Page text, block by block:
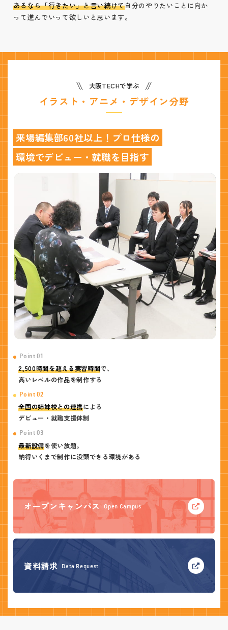
あるなら「行きたい」と言い続けて自分のやりたいことに向か
って進んでいって欲しいと思います。
大阪TECHで学ぶ
イラスト・アニメ・デザイン分野
来場編集部60社以上！プロ仕様の
環境でデビュー・就職を目指す
Point 01
2,500時間を超える実習時間で、
高いレベルの作品を制作する
Point 02
全国の姉妹校との連携による
デビュー・就職支援体制
Point 03
最新設備を使い放題。
納得いくまで制作に没頭できる環境がある
オープンキャンパス Open Campus
資料請求 Data Request